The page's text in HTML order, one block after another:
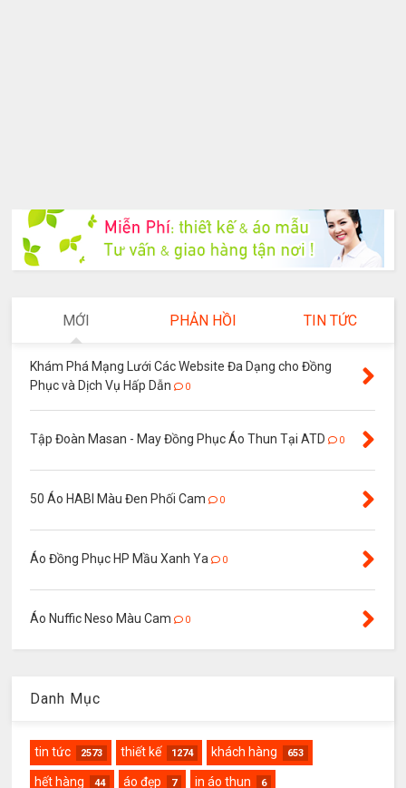
MỚI PHẢN HỒI TIN TỨC
Khám Phá Mạng Lưới Các Website Đa Dạng cho Đồng
Phục và Dịch Vụ Hấp Dẫn
0
Tập Đoàn Masan - May Đồng Phục Áo Thun Tại ATD 0
50 Áo HABI Màu Đen Phối Cam 0
Áo Đồng Phục HP Mầu Xanh Ya 0
Áo Nuffic Neso Màu Cam 0
Danh Mục
tin tức 2573 thiết kế 1274 khách hàng 653
hết hàng 44 áo đẹp 7 in áo thun 6